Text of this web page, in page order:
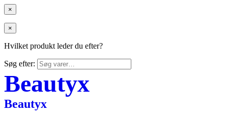
×
×
Hvilket produkt leder du efter?
Søg efter:
Beautyx
Beautyx